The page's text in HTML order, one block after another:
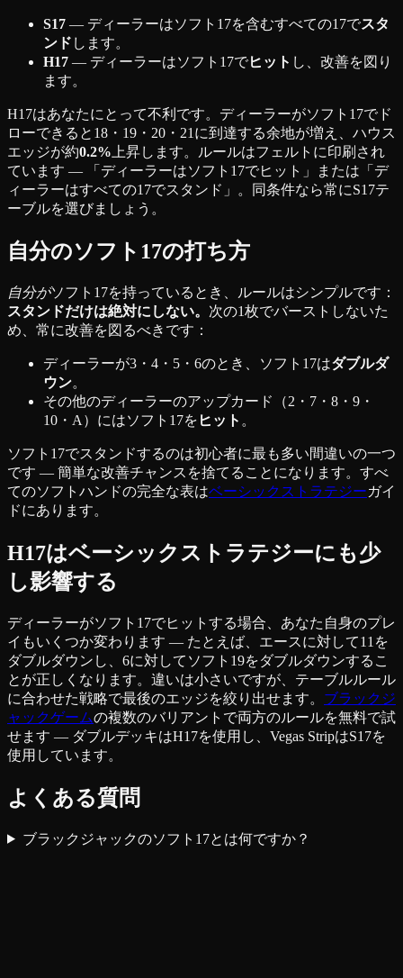
S17 — ディーラーはソフト17を含むすべての17でスタ
ンド します。
H17 — ディーラーはソフト17でヒット し、改善を図り
ます。
H17はあなたにとって不利です。ディーラーがソフト17でド
ローできると18・19・20・21に到達する余地が増え、ハウス
エッジが約0.2%上昇します。ルールはフェルトに印刷され
ています — 「ディーラーはソフト17でヒット」または「デ
ィーラーはすべての17でスタンド」。同条件なら常にS17テ
ーブルを選びましょう。
自分のソフト17の打ち方
自分がソフト17を持っているとき、ルールはシンプルです：
スタンドだけは絶対にしない。 次の1枚でバーストしないた
め、常に改善を図るべきです：
ディーラーが3・4・5・6のとき、ソフト17はダブルダ
ウン。
その他のディーラーのアップカード（2・7・8・9・
10・A）にはソフト17を ヒット 。
ソフト17でスタンドするのは初心者に最も多い間違いの一つ
です — 簡単な改善チャンスを捨てることになります。すべ
てのソフトハンドの完全な表はベーシックストラテジーガイ
ドにあります。
H17はベーシックストラテジーにも少
し影響する
ディーラーがソフト17でヒットする場合、あなた自身のプレ
イもいくつか変わります — たとえば、エースに対して11を
ダブルダウンし、6に対してソフト19をダブルダウンするこ
とが正しくなります。違いは小さいですが、テーブルルール
に合わせた戦略で最後のエッジを絞り出せます。 ブラックジ
ャックゲームの複数のバリアントで両方のルールを無料で試
せます — ダブルデッキはH17を使用し、Vegas StripはS17を
使用しています。
よくある質問
ブラックジャックのソフト17とは何ですか？